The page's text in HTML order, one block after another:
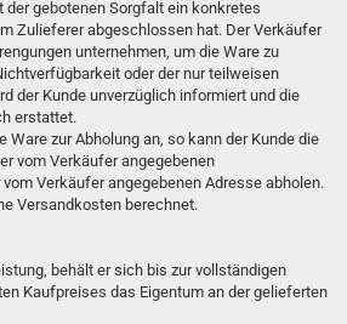
der gebotenen Sorgfalt ein konkretes
Zulieferer abgeschlossen hat. Der Verkäufer
unternehmen, um die Ware zu
oder der nur teilweisen
der Kunde unverzüglich informiert und die
erstattet.
Ware zur Abholung an, so kann der Kunde die
vom Verkäufer angegebenen
Verkäufer angegebenen Adresse abholen.
Versandkosten berechnet.
behält er sich bis zur vollständigen
Kaufpreises das Eigentum an der gelieferten